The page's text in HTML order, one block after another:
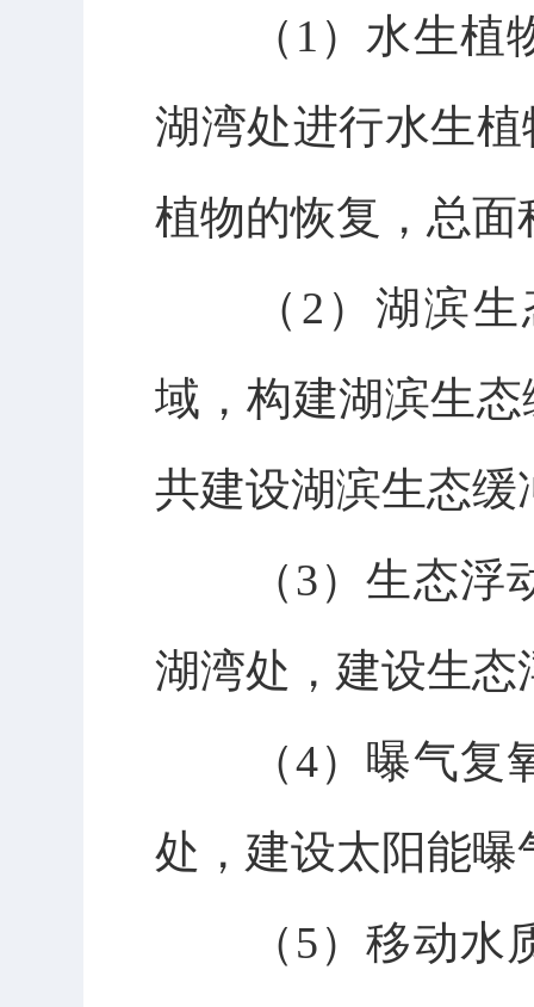
（ 1 ）水生植
湖湾处进行水生
植物的恢复，总面
（ 2 ）湖滨
域，构建湖滨生
共建设湖滨生态缓
（3）生态浮
湖湾处，建设生态
（4）曝气复
处，建设太阳能曝
（ 5）移动水